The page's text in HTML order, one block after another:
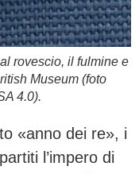
rovescio, il fulmine e
Museum (foto
4.0).
«anno dei re», i
l’impero di